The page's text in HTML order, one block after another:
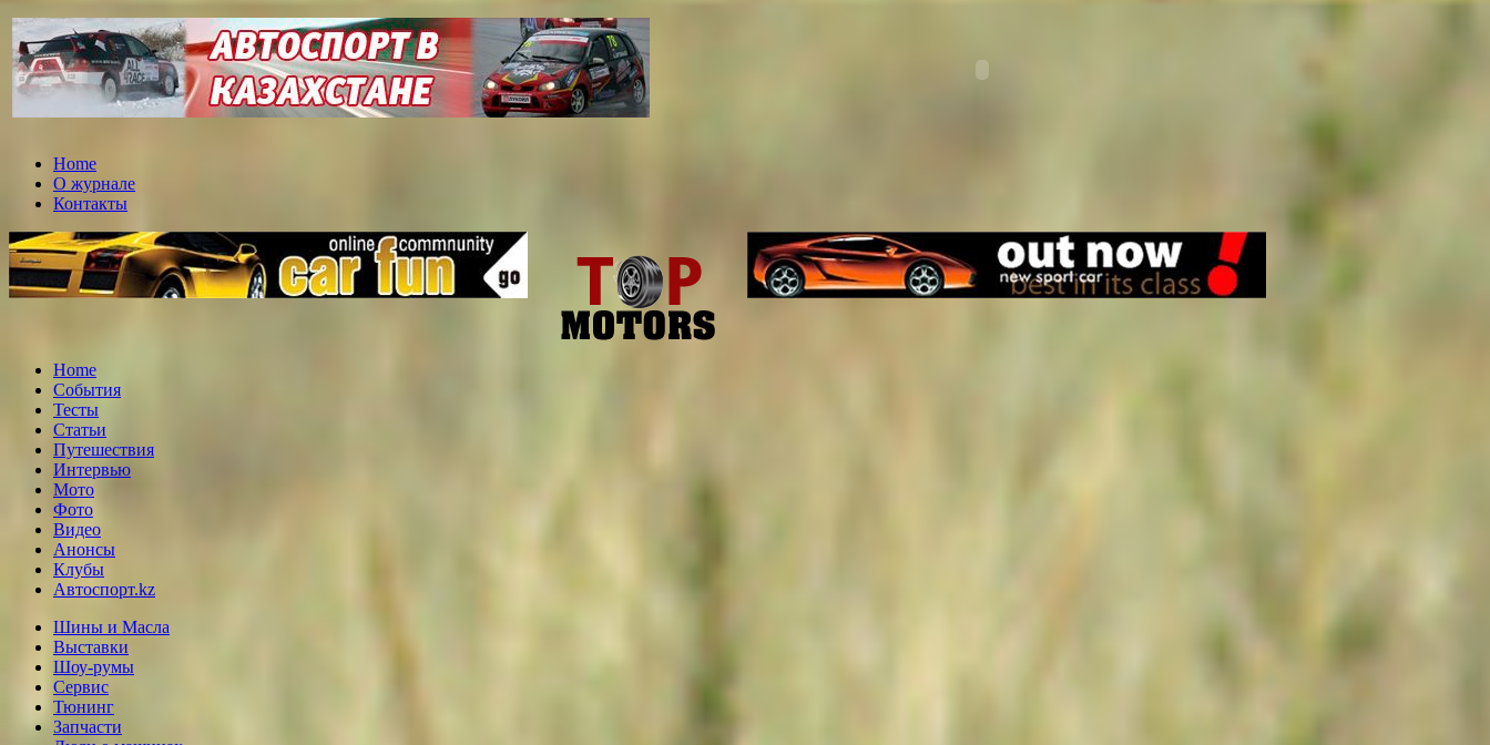
Home
О журнале
Контакты
Home
События
Тесты
Статьи
Путешествия
Интервью
Мото
Фото
Видео
Анонсы
Клубы
Автоспорт.kz
Шины и Масла
Выставки
Шоу-румы
Сервис
Тюнинг
Запчасти